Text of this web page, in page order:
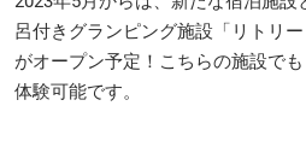
呂付きグランピング施設「リトリ
がオープン予定！こちらの施設で
体験可能です。